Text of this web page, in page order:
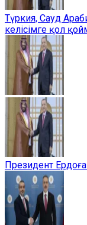
Түркия, Сауд
келісімге қол
Президент